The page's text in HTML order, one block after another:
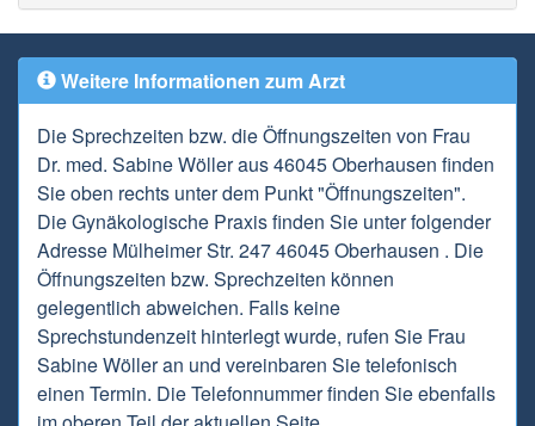
Weitere Informationen zum Arzt
Die Sprechzeiten bzw. die Öffnungszeiten von Frau
Dr. med. Sabine Wöller aus 46045 Oberhausen finden
Sie oben rechts unter dem Punkt "Öffnungszeiten".
Die Gynäkologische Praxis finden Sie unter folgender
Adresse Mülheimer Str. 247 46045 Oberhausen . Die
Öffnungszeiten bzw. Sprechzeiten können
gelegentlich abweichen. Falls keine
Sprechstundenzeit hinterlegt wurde, rufen Sie Frau
Sabine Wöller an und vereinbaren Sie telefonisch
einen Termin. Die Telefonnummer finden Sie ebenfalls